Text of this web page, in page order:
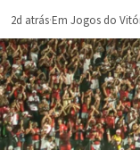
2d atrás·Em Jogos do